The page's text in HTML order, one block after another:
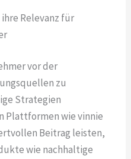
Relevanz für
vor der
zu
Strategien
Plattformen wie vinnie
Beitrag leisten,
wie nachhaltige